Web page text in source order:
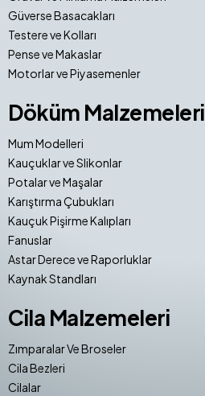
Güverse Basacakları
Testere ve Kolları
Pense ve Makaslar
Motorlar ve Piyasemenler
Döküm Malzemeleri
Mum Modelleri
Kauçuklar ve Slikonlar
Potalar ve Maşalar
Karıştırma Çubukları
Kauçuk Pişirme Kalıpları
Fanuslar
Astar Derece ve Raporluklar
Kaynak Standları
Cila Malzemeleri
Zımparalar Ve Broseler
Cila Bezleri
Cilalar